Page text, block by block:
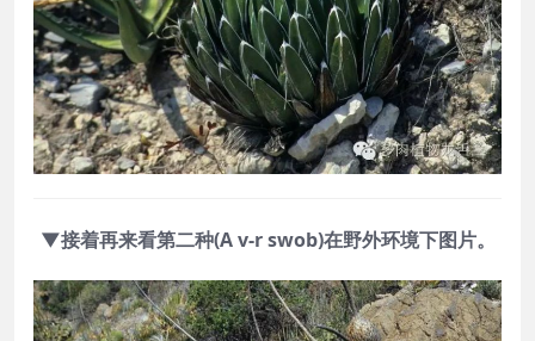
▼接着再来看第二种(A v-r swob)在野外环境下图片。